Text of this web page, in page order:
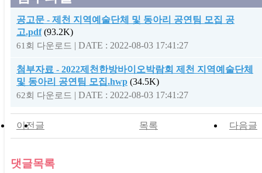
공고문 - 제천 지역예술단체 및 동아리 공연팀 모집 공
고.pdf(93.2K)
61회 다운로드 | DATE : 2022-08-03 17:41:27
첨부자료 - 2022제천한방바이오박람회 제천 지역예술단체
및 동아리 공연팀 모집.hwp (34.5K)
62회 다운로드 | DATE : 2022-08-03 17:41:27
이전글 다음글
목록
댓글목록